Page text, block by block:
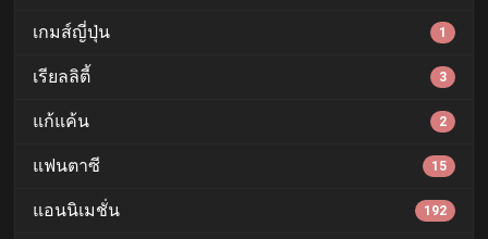
เกมส์ญี่ปุ่น 1
เรียลลิตี้ 3
แก้แค้น 2
แฟนตาซี 15
แอนนิเมชั่น 192